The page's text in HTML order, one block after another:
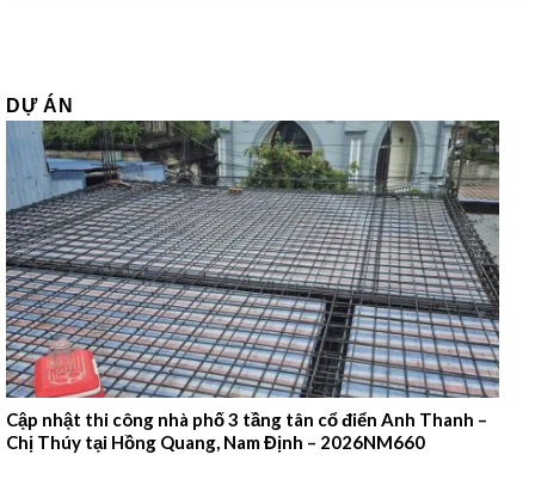
DỰ ÁN
Cập nhật thi công nhà phố 3 tầng tân cổ điển Anh Thanh –
Chị Thúy tại Hồng Quang, Nam Định – 2026NM660